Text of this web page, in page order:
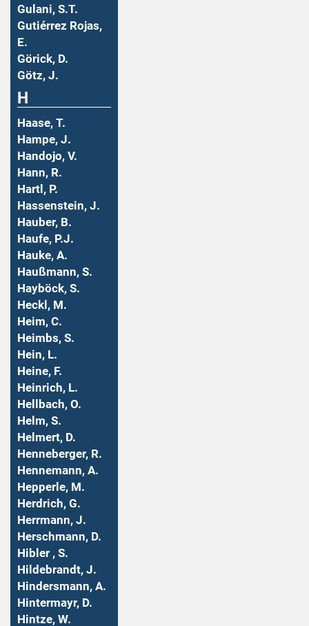
Gulani, S.T.
Gutiérrez Rojas,
E.
Görick, D.
Götz, J.
H
Haase, T.
Hampe, J.
Handojo, V.
Hann, R.
Hartl, P.
Hassenstein, J.
Hauber, B.
Haufe, P.J.
Hauke, A.
Haußmann, S.
Hayböck, S.
Heckl, M.
Heim, C.
Heimbs, S.
Hein, L.
Heine, F.
Heinrich, L.
Hellbach, O.
Helm, S.
Helmert, D.
Henneberger, R.
Hennemann, A.
Hepperle, M.
Herdrich, G.
Herrmann, J.
Herschmann, D.
Hibler , S.
Hildebrandt, J.
Hindersmann, A.
Hintermayr, D.
Hintze, W.